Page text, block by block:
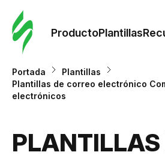
ProductoPlantillas
Portada
Plantillas
Plantillas de correo electrónico
electrónicos
PLANTILLAS